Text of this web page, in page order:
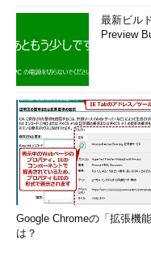
順に並んで表示される（
更新された「新しいタブ」ページ
ファイル・メニューの［新しい
か（［Ctrl］＋［T］でもよい）
ックしたときに作成される「新
ジ。ここに、よく使うサイトが
なった。利用頻度に応じて自動
最新ビル
Preview
Google Chromeの「拡張機
は？